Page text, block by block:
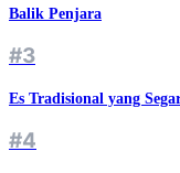
Balik Penjara
#3
Es Tradisional yang
#4